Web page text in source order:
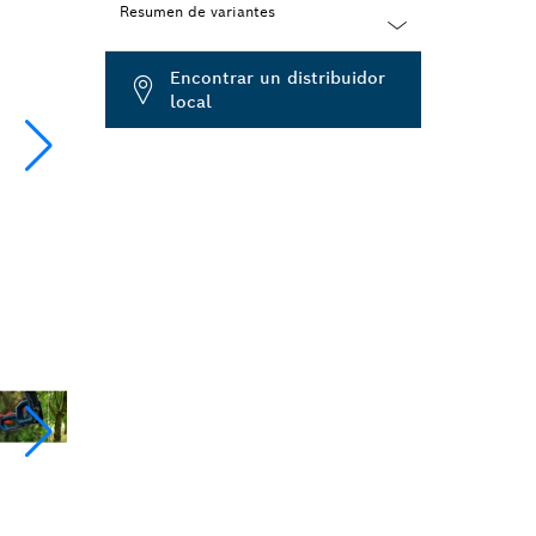
Resumen de variantes
closed
Encontrar un distribuidor
local